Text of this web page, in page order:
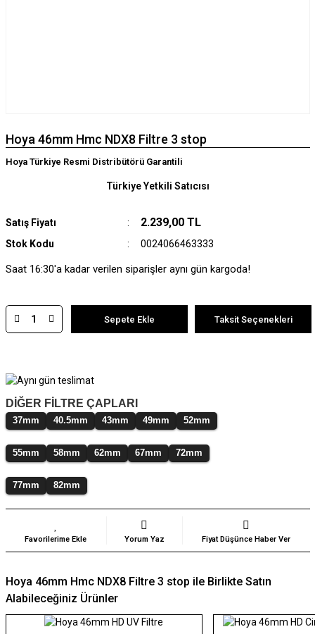
Hoya 46mm Hmc NDX8 Filtre 3 stop
Hoya Türkiye Resmi Distribütörü Garantili
Satış Fiyatı 2.239,00 TL
Stok Kodu 0024066463333
Türkiye Yetkili Satıcısı
Saat 16:30'a kadar verilen siparişler aynı gün kargoda!
Sepete Ekle Taksit Seçenekleri
DİĞER FİLTRE ÇAPLARI
37mm 40.5mm 43mm 49mm 52mm
55mm 58mm 62mm 67mm 72mm
77mm 82mm
Yorum Yaz Fiyat Düşünce Haber Ver
Hoya 46mm Hmc NDX8 Filtre 3 stop ile Birlikte Satın
Alabileceğiniz Ürünler